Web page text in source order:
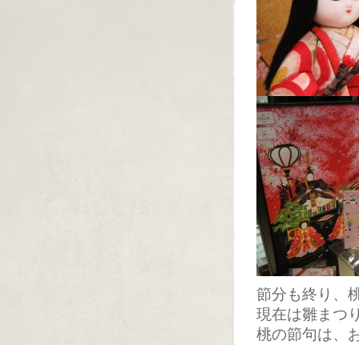
節分も終り、
現在は雛まつ
桃の節句は、